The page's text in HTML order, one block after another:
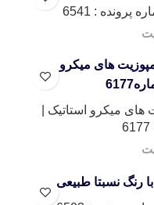
: 6541
های میکرو استاتیک |